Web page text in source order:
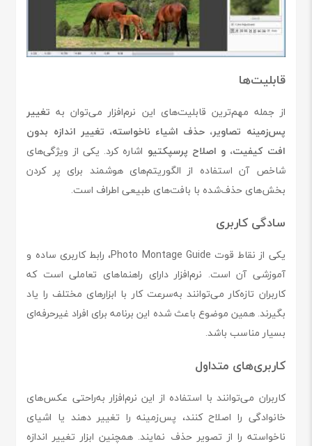
قابلیت‌ها
از جمله مهم‌ترین قابلیت‌های این نرم‌افزار می‌توان به تغییر
پس‌زمینه تصاویر، حذف اشیاء ناخواسته، تغییر اندازه بدون
افت کیفیت، و اصلاح پرسپکتیو اشاره کرد. یکی از ویژگی‌های
شاخص آن استفاده از الگوریتم‌های هوشمند برای پر کردن
بخش‌های حذف‌شده با بافت‌های طبیعی اطراف است.
سادگی کاربری
یکی از نقاط قوت Photo Montage Guide، رابط کاربری ساده و
آموزشی آن است. نرم‌افزار دارای راهنماهای تعاملی است که
کاربران تازه‌کار می‌توانند به‌سرعت کار با ابزارهای مختلف را یاد
بگیرند. همین موضوع باعث شده این برنامه برای افراد غیرحرفه‌ای
بسیار مناسب باشد.
کاربری‌های متداول
کاربران می‌توانند با استفاده از این نرم‌افزار به‌راحتی عکس‌های
خانوادگی را اصلاح کنند، پس‌زمینه را تغییر دهند یا اشیای
ناخواسته را از تصویر حذف نمایند. همچنین ابزار تغییر اندازه